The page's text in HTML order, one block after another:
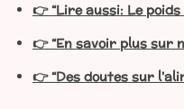
👉 “Lire aussi: Le
👉 “En savoir plus sur
👉 “Des doutes sur